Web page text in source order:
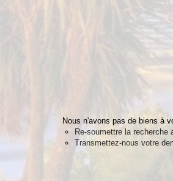
Nous n'avons pas de biens à
Re-soumettre la recherche
Transmettez-nous votre